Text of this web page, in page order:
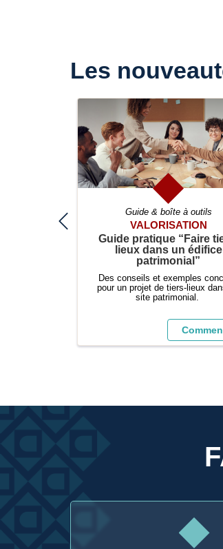
Les
Guide & boîte à outils
VALORISATION
Guide pratique “Faire
lieux dans un édifice
patrimonial”
Des conseils et exemples
pour un projet de tiers-lieux
site patrimonial.